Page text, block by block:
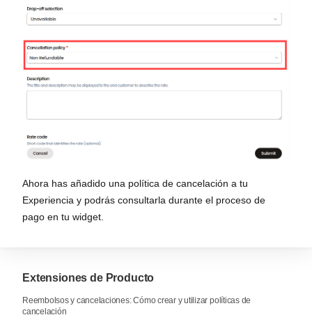
Ahora has añadido una política de cancelación a tu
Experiencia y podrás consultarla durante el proceso de
pago en tu widget.
Extensiones de Producto
Reembolsos y cancelaciones: Cómo crear y utilizar políticas de
cancelación